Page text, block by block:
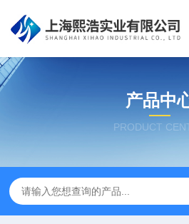
产品中
PRODUCT